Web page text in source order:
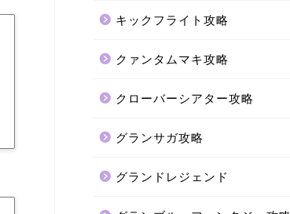
キックフライト攻略
クァンタムマキ攻略
クローバーシアター攻略
グランサガ攻略
グランドレジェンド